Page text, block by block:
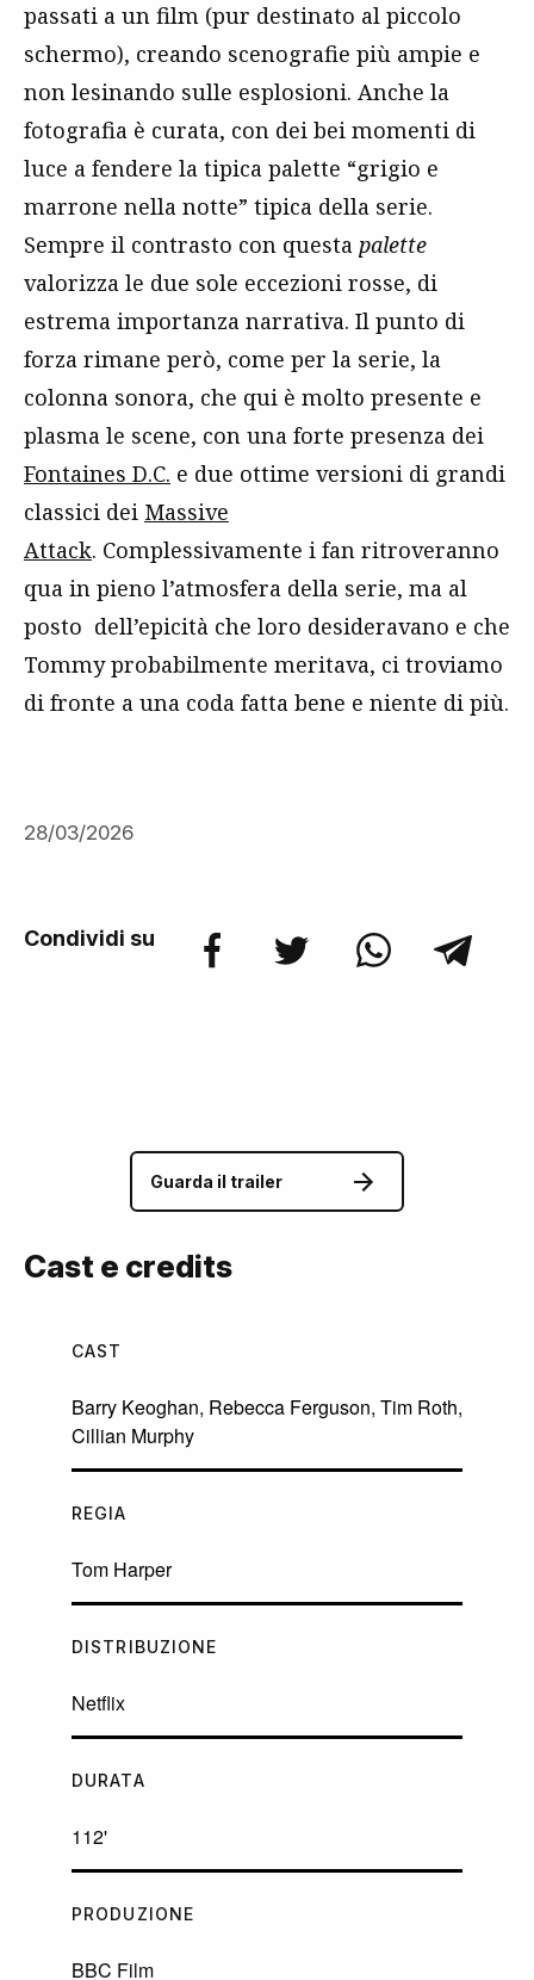
passati a un film (pur destinato al piccolo
schermo), creando scenografie più ampie e
non lesinando sulle esplosioni. Anche la
fotografia è curata, con dei bei momenti di
luce a fendere la tipica palette “grigio e
marrone nella notte” tipica della serie.
Sempre il contrasto con questa palette
valorizza le due sole eccezioni rosse, di
estrema importanza narrativa. Il punto di
forza rimane però, come per la serie, la
colonna sonora, che qui è molto presente e
plasma le scene, con una forte presenza dei
Fontaines D.C. e due ottime versioni di grandi
classici dei Massive
Attack. Complessivamente i fan ritroveranno
qua in pieno l’atmosfera della serie, ma al
posto dell’epicità che loro desideravano e che
Tommy probabilmente meritava, ci troviamo
di fronte a una coda fatta bene e niente di più.
28/03/2026
Condividi su
Guarda il trailer
Cast e credits
CAST
Barry Keoghan, Rebecca Ferguson, Tim Roth,
Cillian Murphy
REGIA
Tom Harper
DISTRIBUZIONE
Netflix
DURATA
112'
PRODUZIONE
BBC Film